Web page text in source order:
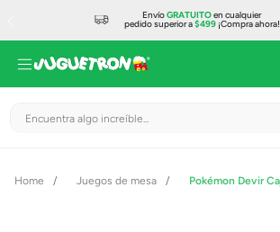
EnvíoGRATUITOen cualquier
pedido superior a$499¡Compra ahora!
Encuentra algo increíble...
Juegos de mesa